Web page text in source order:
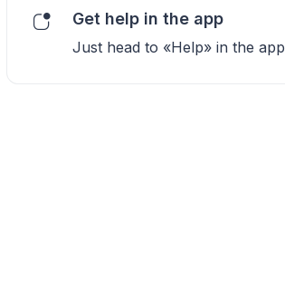
Get help in the app
Just head to «Help» in the app